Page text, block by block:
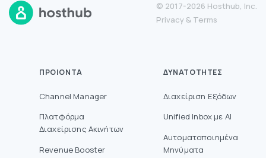
© 2017-2026 Hosthub, Inc.
Privacy & Terms
ΠΡΟΙΌΝΤΑ
Channel Manager
Πλατφόρμα
Διαχείρισης Ακινήτων
Revenue Booster
ΔΥΝΑΤΌΤΗΤΕΣ
Διαχείριση Εξόδων
Unified Inbox με AI
Αυτοματοποιημένα
Μηνύματα